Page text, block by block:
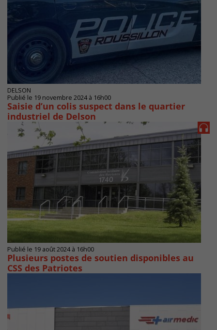
DELSON
Publié le 19 novembre 2024 à 16h00
Saisie d’un colis suspect dans le quartier
industriel de Delson
Publié le 19 août 2024 à 16h00
Plusieurs postes de soutien disponibles au
CSS des Patriotes